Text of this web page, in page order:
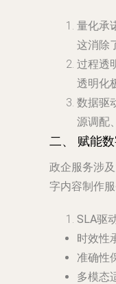
量化承
这消除
过程透
透明化
数据驱
源调配
二、 赋能
政企服务涉
字内容制作
SLA驱
时效性
准确性
多模态